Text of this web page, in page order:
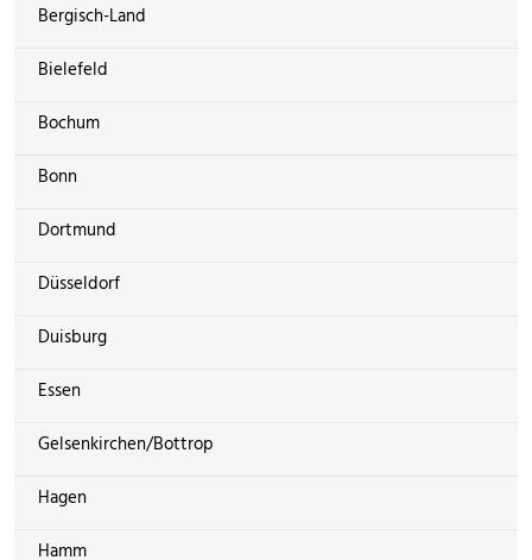
Bergisch-Land
Bielefeld
Bochum
Bonn
Dortmund
Düsseldorf
Duisburg
Essen
Gelsenkirchen/Bottrop
Hagen
Hamm